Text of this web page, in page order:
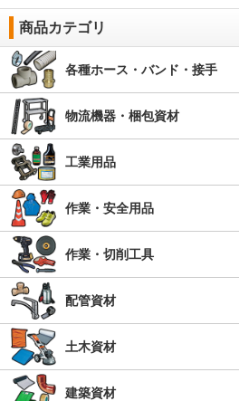
商品カテゴリ
各種ホース・バンド・接手
物流機器・梱包資材
工業用品
作業・安全用品
作業・切削工具
配管資材
土木資材
建築資材